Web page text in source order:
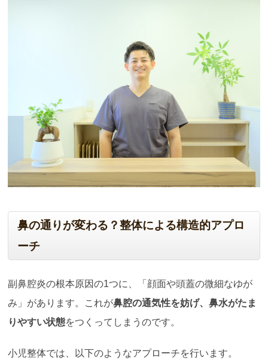
鼻の通りが変わる？整体による構造的アプロ
ーチ
副鼻腔炎の根本原因の1つに、「顔面や頭蓋の微細なゆが
み」があります。これが鼻腔の通気性を妨げ、鼻水がたま
りやすい状態をつくってしまうのです。
小児整体では、以下のようなアプローチを行います。